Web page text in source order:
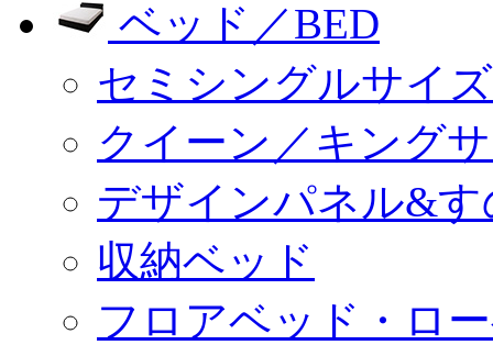
ベッド／BED
セミシングルサイ
クイーン／キング
デザインパネル&
収納ベッド
フロアベッド・ロ